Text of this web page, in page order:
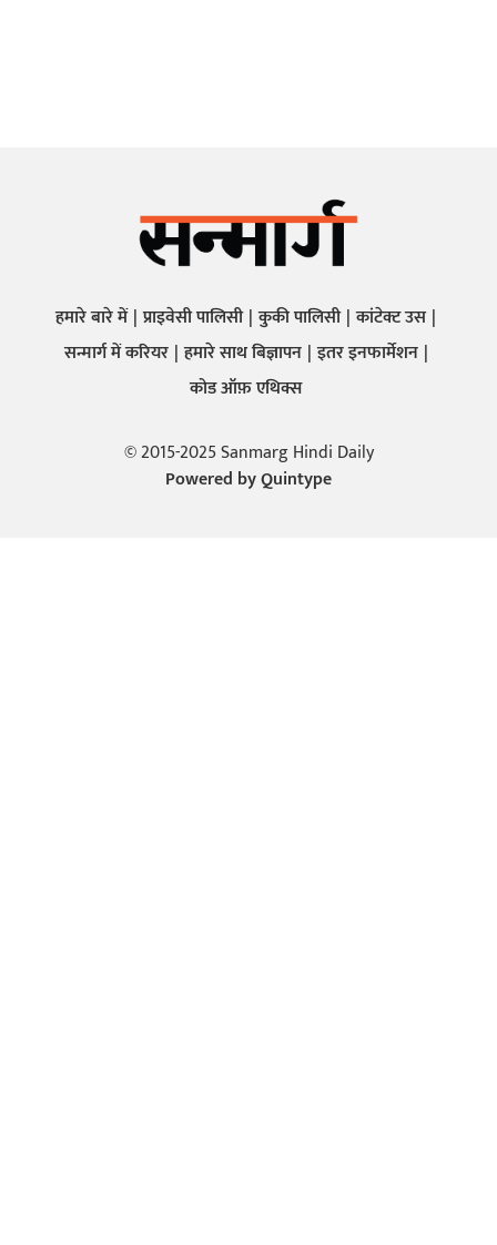
हमारे बारे में प्राइवेसी पालिसी कुकी पालिसी कांटेक्ट उस
सन्मार्ग में करियर हमारे साथ बिज्ञापन इतर इनफार्मेशन
कोड ऑफ़ एथिक्स
© 2015-2025 Sanmarg Hindi Daily
Powered byQuintype